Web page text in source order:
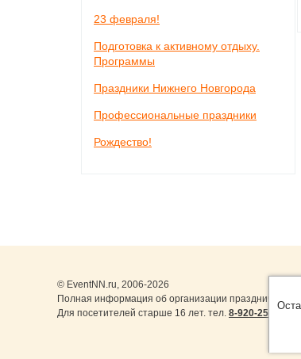
23 февраля!
Подготовка к активному отдыху.
Программы
Праздники Нижнего Новгорода
Профессиональные праздники
Рождество!
© EventNN.ru, 2006-2026
Полная информация об организации праздничных
Для посетителей старше 16 лет. тел. 8-920-253-22-14